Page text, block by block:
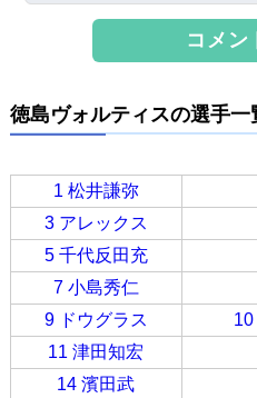
徳島ヴォルティスの選手一
1 松井謙弥
3 アレックス
5 千代反田充
7 小島秀仁
9 ドウグラス
11 津田知宏
14 濱田武